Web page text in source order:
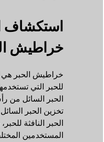
استكشاف
خراطيش
خراطيش الحبر هي
للحبر التي
الحبر السائل من
تخزين الحبر
الحبر النافثة
المستخدمين